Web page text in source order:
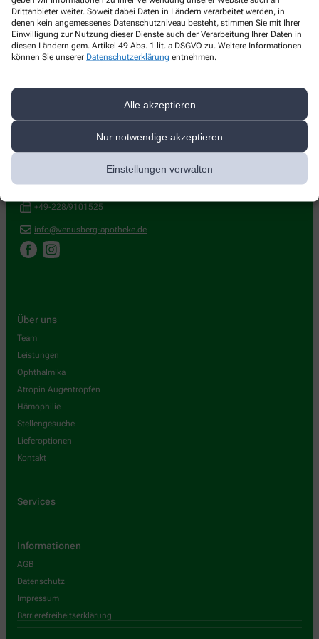
Drittanbieter weiter. Soweit dabei Daten in Ländern verarbeitet werden, in
denen kein angemessenes Datenschutzniveau besteht, stimmen Sie mit Ihrer
Einwilligung zur Nutzung dieser Dienste auch der Verarbeitung Ihrer Daten in
diesen Ländern gem. Artikel 49 Abs. 1 lit. a DSGVO zu. Weitere Informationen
können Sie unserer Datenschutzerklärung entnehmen.
Alle akzeptieren
Nur notwendige akzeptieren
Einstellungen verwalten
Venusberg Apotheke
Sertürnerstrasse 37-39,53127 Bonn
+49-228/910150
+49-228/9101525
info@venusberg-apotheke.de
Über uns
Team
Leistungen
Ophthalmika
Atropin Augentropfen
Hämophilie
Stellengesuche
Lieferoptionen
Kontakt
Services
Informationen
AGB
Datenschutz
Impressum
Barrierefreiheitserklärung